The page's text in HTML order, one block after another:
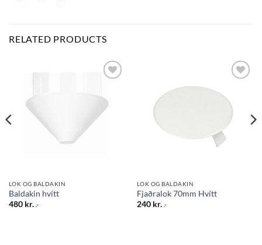
RELATED PRODUCTS
óskalista
LOK OG BALDAKIN
Baldakin hvítt
480 kr. .-
óskalista
LOK OG BALDAKIN
Fjaðralok 70mm Hvítt
240 kr. .-